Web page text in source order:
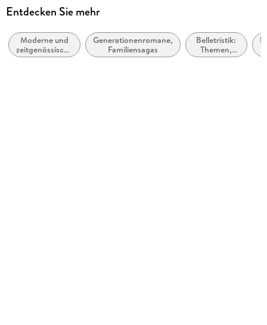
Laufzeit
Reihe
Haus am See, 3
Entdecken Sie mehr
Moderne und
zeitgenössische
Belletristik:
Generationenromane,
Familiensagas
Belletristik:
Themen,
Stoffe,